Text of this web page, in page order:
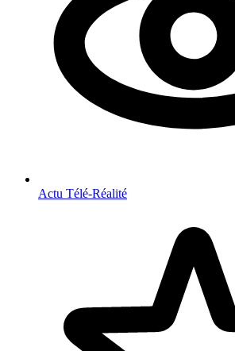
Actu Télé-Réalité